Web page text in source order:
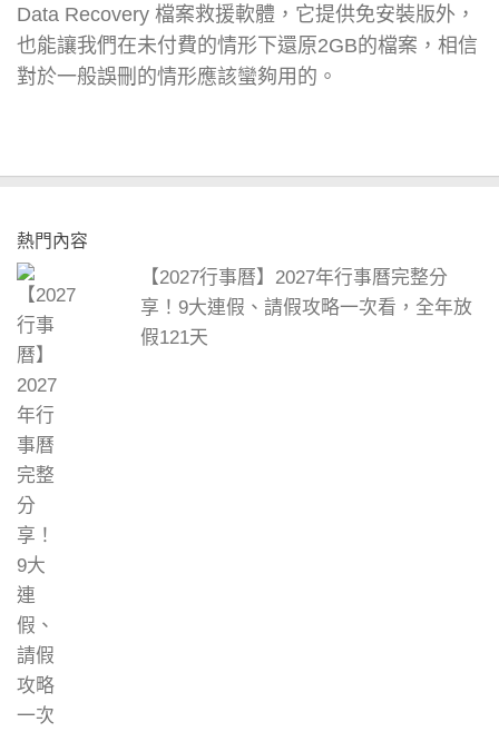
Data Recovery 檔案救援軟體，它提供免安裝版外，
也能讓我們在未付費的情形下還原2GB的檔案，相信
對於一般誤刪的情形應該蠻夠用的。
熱門內容
【2027行事曆】2027年行事曆完整分
享！9大連假、請假攻略一次看，全年放
假121天